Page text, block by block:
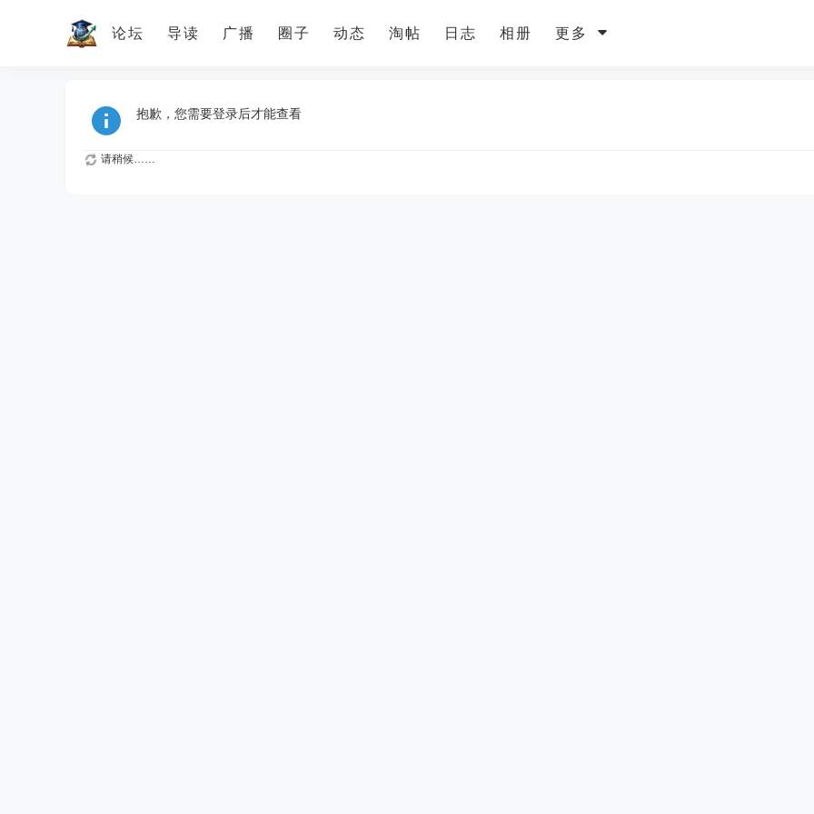
论坛 导读 广播 圈子 动态 淘帖 日志 相册 更多
抱歉，您需要登录后才能查看
请稍候……